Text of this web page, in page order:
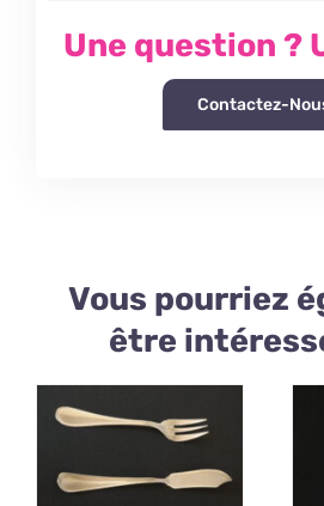
Une question ?
Contactez-
Vous pourriez
être